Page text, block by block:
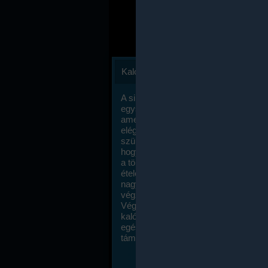
Kalóriaszámlálás
A sikeres fogyás titka valójában igen
egyszerű: égess több energiát, mint
amennyit beviszel. Természetesen
elég nagy fegyelemre és akaraterőre
szükség, de meglepődve fogod
hogy a kalóriaszámolás mennyire
a többi diétához képest. Itt nincsenek
ételek és a megengedett kalóriabevitelt
nagymértékben növelheted ha
végzel.
Végül, de nem utolsó sorban, a
kalóriaszámolás módszerét a legtöbb
egészségügyi szakorvos ajánlja és
támogatja.